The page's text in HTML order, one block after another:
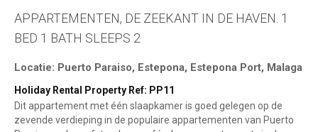
APPARTEMENTEN, DE ZEEKANT IN DE HAVEN. 1
BED 1 BATH SLEEPS 2
Locatie: Puerto Paraiso, Estepona, Estepona Port, Malaga
Holiday Rental Property Ref: PP11
Dit appartement met één slaapkamer is goed gelegen op de
zevende verdieping in de populaire appartementen van Puerto